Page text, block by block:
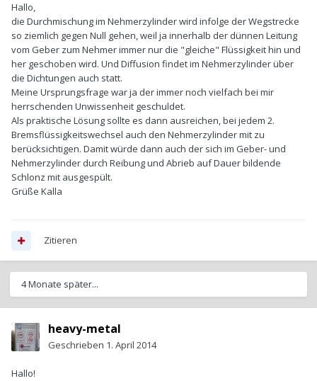
Hallo,
die Durchmischung im Nehmerzylinder wird infolge der Wegstrecke
so ziemlich gegen Null gehen, weil ja innerhalb der dünnen Leitung
vom Geber zum Nehmer immer nur die "gleiche" Flüssigkeit hin und
her geschoben wird. Und Diffusion findet im Nehmerzylinder über
die Dichtungen auch statt.
Meine Ursprungsfrage war ja der immer noch vielfach bei mir
herrschenden Unwissenheit geschuldet.
Als praktische Lösung sollte es dann ausreichen, bei jedem 2.
Bremsflüssigkeitswechsel auch den Nehmerzylinder mit zu
berücksichtigen. Damit würde dann auch der sich im Geber- und
Nehmerzylinder durch Reibung und Abrieb auf Dauer bildende
Schlonz mit ausgespült.
Grüße Kalla
Zitieren
4 Monate später...
heavy-metal
Geschrieben 1. April 2014
Hallo!